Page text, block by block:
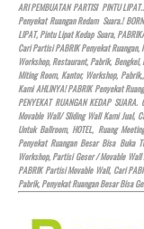
ARI PEMBUATAN PARTISI PINTU
Penyekat Ruangan Redam Suara.!
LIPAT, Pintu Lipat Kedap Suara,
Cari Partisi PABRIK Penyekat Ruangan,
Workshop, Restaurant, Pabrik, Bengkel,
Miting Room, Kantor, Workshop,
Kami AHLINYA! PABRIK Penyekat
PENYEKAT RUANGAN KEDAP
Movable Wall/ Sliding Wall Kami Jual,
Untuk Ballroom,HOTEL, Ruang
Penyekat Ruangan Besar Bisa Buka
Workshop, Partisi Geser / Movable
PABRIK Partisi Movable Wall, Cari
Pabrik, Penyekat Ruangan Besar Bisa